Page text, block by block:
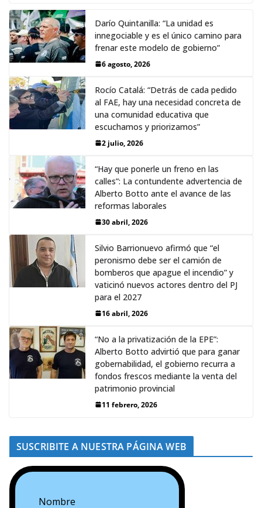
Darío Quintanilla: “La unidad es
innegociable y es el único camino para
frenar este modelo de gobierno”
6 agosto, 2026
Rocío Catalá: “Detrás de cada pedido
al FAE, hay una necesidad concreta de
una comunidad educativa que
escuchamos y priorizamos”
2 julio, 2026
“Hay que ponerle un freno en las
calles”: La contundente advertencia de
Alberto Botto ante el avance de las
reformas laborales
30 abril, 2026
Silvio Barrionuevo afirmó que “el
peronismo debe ser el camión de
bomberos que apague el incendio” y
vaticinó nuevos actores dentro del PJ
para el 2027
16 abril, 2026
“No a la privatización de la EPE”:
Alberto Botto advirtió que para ganar
gobernabilidad, el gobierno recurra a
fondos frescos mediante la venta del
patrimonio provincial
11 febrero, 2026
SUSCRIBITE A NUESTRA PÁGINA WEB
Nombre